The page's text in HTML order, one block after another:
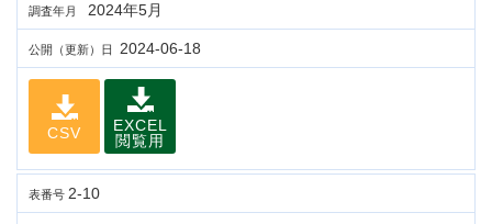
調査年月 2024年5月
公開（更新）日 2024-06-18
CSV
EXCEL
閲覧用
表番号 2-10